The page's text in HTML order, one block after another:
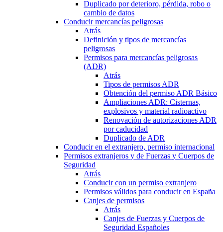
Duplicado por deterioro, pérdida, robo o
cambio de datos
Conducir mercancías peligrosas
Atrás
Definición y tipos de mercancías
peligrosas
Permisos para mercancías peligrosas
(ADR)
Atrás
Tipos de permisos ADR
Obtención del permiso ADR Básico
Ampliaciones ADR: Cisternas,
explosivos y material radioactivo
Renovación de autorizaciones ADR
por caducidad
Duplicado de ADR
Conducir en el extranjero, permiso internacional
Permisos extranjeros y de Fuerzas y Cuerpos de
Seguridad
Atrás
Conducir con un permiso extranjero
Permisos válidos para conducir en España
Canjes de permisos
Atrás
Canjes de Fuerzas y Cuerpos de
Seguridad Españoles